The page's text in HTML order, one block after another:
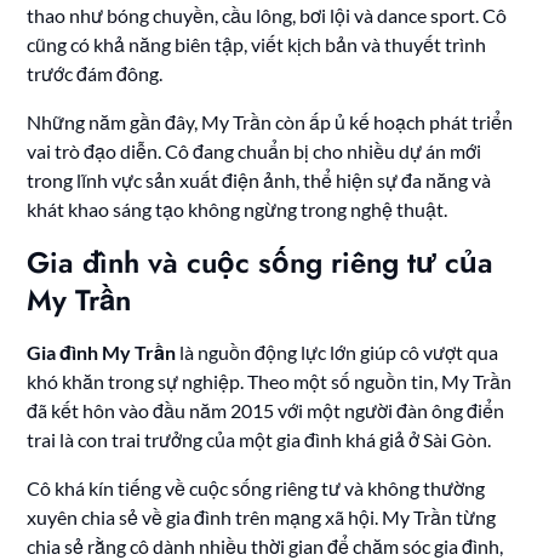
thao như bóng chuyền, cầu lông, bơi lội và dance sport. Cô
cũng có khả năng biên tập, viết kịch bản và thuyết trình
trước đám đông.
Những năm gần đây, My Trần còn ấp ủ kế hoạch phát triển
vai trò đạo diễn. Cô đang chuẩn bị cho nhiều dự án mới
trong lĩnh vực sản xuất điện ảnh, thể hiện sự đa năng và
khát khao sáng tạo không ngừng trong nghệ thuật.
Gia đình và cuộc sống riêng tư của
My Trần
Gia đình My Trần là nguồn động lực lớn giúp cô vượt qua
khó khăn trong sự nghiệp. Theo một số nguồn tin, My Trần
đã kết hôn vào đầu năm 2015 với một người đàn ông điển
trai là con trai trưởng của một gia đình khá giả ở Sài Gòn.
Cô khá kín tiếng về cuộc sống riêng tư và không thường
xuyên chia sẻ về gia đình trên mạng xã hội. My Trần từng
chia sẻ rằng cô dành nhiều thời gian để chăm sóc gia đình,